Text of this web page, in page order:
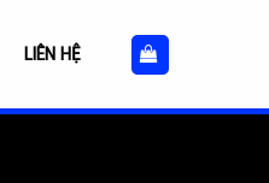
LIÊN HỆ